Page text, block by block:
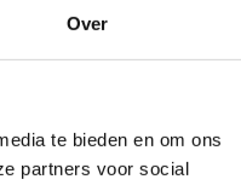
Over
te bieden en om ons
partners voor social